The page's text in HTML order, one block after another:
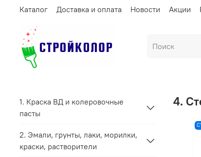
Каталог Доставка и оплата Новости Акции
4.
1. Краска ВД и колеровочные
пасты
2. Эмали, грунты, лаки, морилки,
краски, растворители